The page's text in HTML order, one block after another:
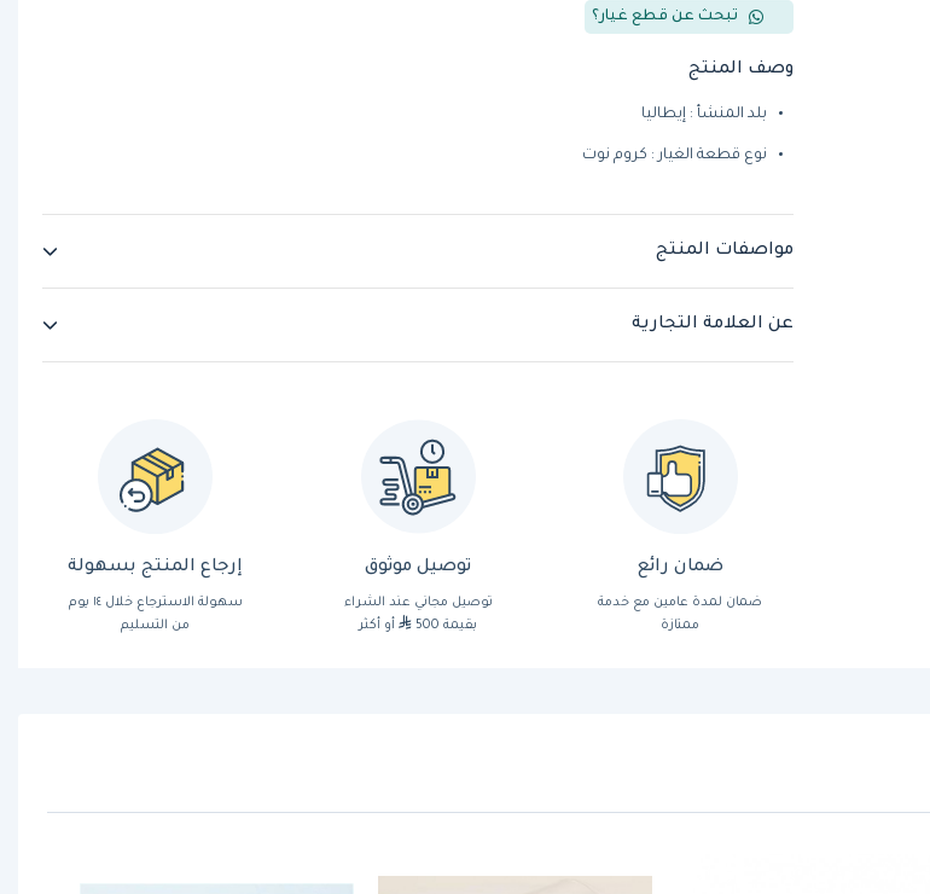
تبحث عن قطع غيار؟
وصف المنتج
بلد المنشأ : إيطاليا
نوع قطعة الغيار : كروم نوت
مواصفات المنتج
عن العلامة التجارية
ضمان رائع
ضمان لمدة عامين مع خدمة
ممتازة
توصيل موثوق
توصيل مجاني عند الشراء
بقيمة 500
أو أكثر
إرجاع المنتج بسهولة
سهولة الاسترجاع خلال ١٤ يوم
من التسليم